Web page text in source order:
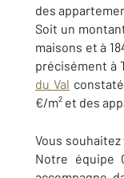
des
Soit un
maisons et à
précisément à
du Val
€/m² et des
Vous
Notre équipe